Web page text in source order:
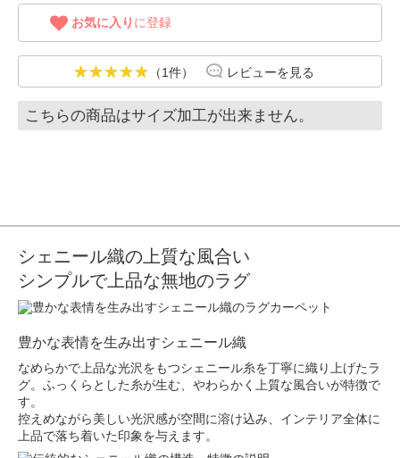
お気に入り に登録
（1件） レビューを見る
こちらの商品はサイズ加工が出来ません。
シェニール織の上質な風合い
シンプルで上品な無地のラグ
豊かな表情を生み出すシェニール織
なめらかで上品な光沢をもつシェニール糸を丁寧に織り上げたラ
グ。ふっくらとした糸が生む、やわらかく上質な風合いが特徴で
す。
控えめながら美しい光沢感が空間に溶け込み、インテリア全体に
上品で落ち着いた印象を与えます。